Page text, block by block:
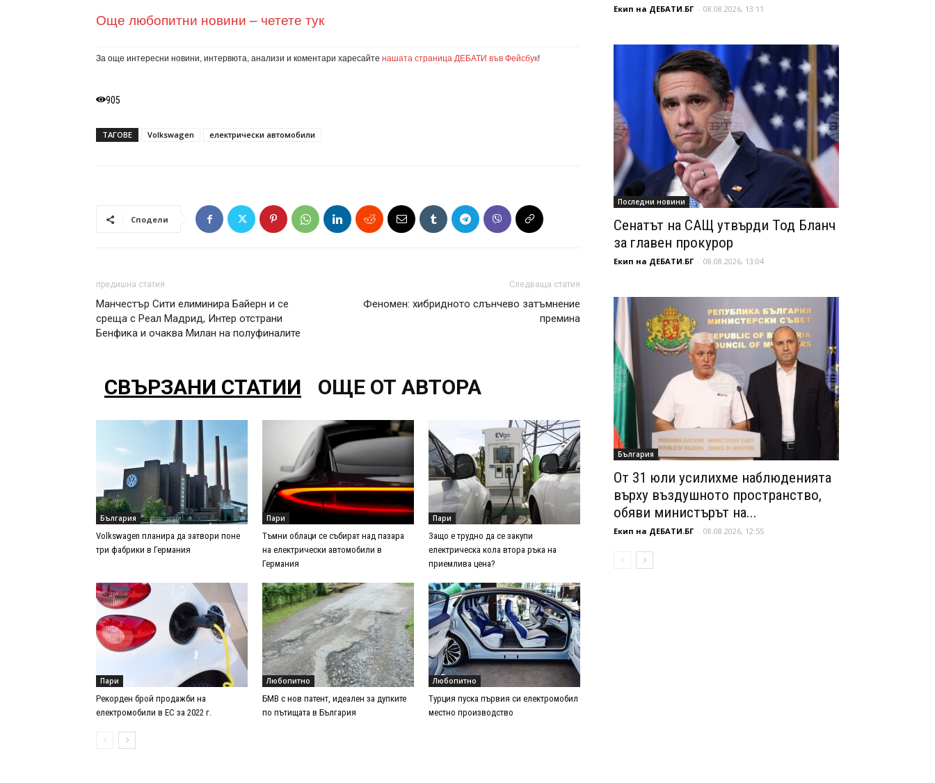
Още любопитни новини – четете тук
За още интересни новини, интервюта, анализи и коментари харесайте нашата страница ДЕБАТИ във Фейсбук!
905
ТАГОВЕ Volkswagen електрически автомобили
Сподели
предишна статия
Манчестър Сити елиминира Байерн и се
среща с Реал Мадрид, Интер отстрани
Бенфика и очаква Милан на полуфиналите
Следваща статия
Феномен: хибридното слънчево затъмнение
премина
СВЪРЗАНИ СТАТИИ ОЩЕ ОТ АВТОРА
България
Volkswagen планира да затвори поне
три фабрики в Германия
Пари
Тъмни облаци се събират над пазара
на електрически автомобили в
Германия
Пари
Защо е трудно да се закупи
електрическа кола втора ръка на
приемлива цена?
Пари
Рекорден брой продажби на
електромобили в ЕС за 2022 г.
Любопитно
БМВ с нов патент, идеален за дупките
по пътищата в България
Любопитно
Турция пуска първия си електромобил
местно производство
Екип на ДЕБАТИ.БГ - 08.08.2026, 13:11
Последни новини
Сенатът на САЩ утвърди Тод Бланч
за главен прокурор
Екип на ДЕБАТИ.БГ - 08.08.2026, 13:04
България
От 31 юли усилихме наблюденията
върху въздушното пространство,
обяви министърът на...
Екип на ДЕБАТИ.БГ - 08.08.2026, 12:55